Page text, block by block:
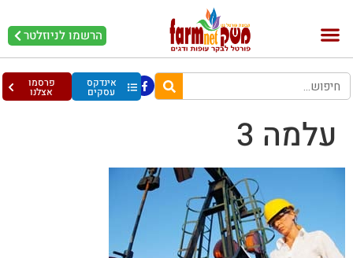
הרשמו לניוזלטר
אינדקס
עסקים
פרסמו
אצלנו
עלמה 3